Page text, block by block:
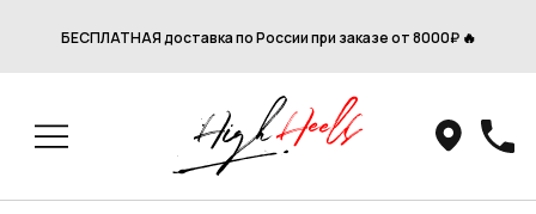
БЕСПЛАТНАЯ доставка по России при заказе от 8000₽ 🔥